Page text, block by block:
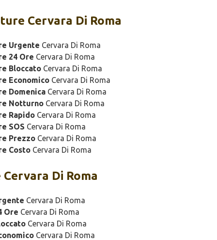
Cervara Di Roma
Urgente Cervara Di Roma
24 Ore Cervara Di Roma
BloccatoCervara Di Roma
EconomicoCervara Di Roma
DomenicaCervara Di Roma
NotturnoCervara Di Roma
RapidoCervara Di Roma
SOS Cervara Di Roma
PrezzoCervara Di Roma
CostoCervara Di Roma
Di Roma
Cervara Di Roma
Ore Cervara Di Roma
Cervara Di Roma
Cervara Di Roma